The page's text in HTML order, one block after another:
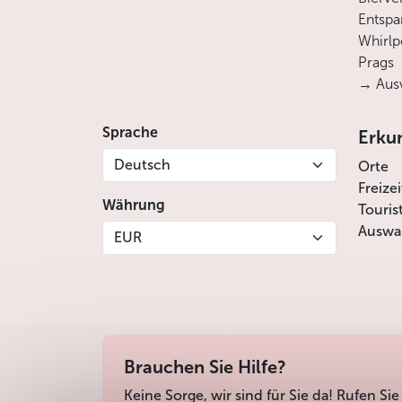
Prags
→
Sprache
Deutsch
Währung
EUR
Orte
Brauchen Sie Hilfe?
Keine Sorge, wir sind für Sie da! Rufen